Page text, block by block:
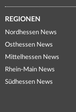
REGIONEN
Nordhessen News
Osthessen News
Mittelhessen News
Rhein-Main News
Südhessen News